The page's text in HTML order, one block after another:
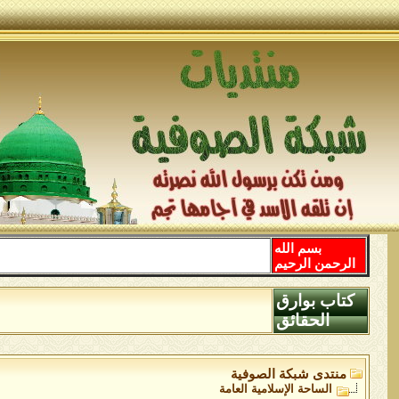
بسم الله
الرحمن الرحيم
كتاب بوارق
الحقائق
منتدى شبكة الصوفية
الساحة اﻹسلامية العامة